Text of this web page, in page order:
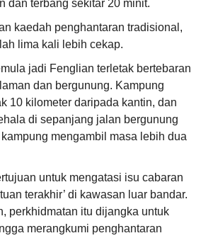
dan terbang sekitar 20 minit.
kaedah penghantaran tradisional,
lima kali lebih cekap.
jadi Fenglian terletak bertebaran
dan bergunung. Kampung
10 kilometer daripada kantin, dan
di sepanjang jalan bergunung
mengambil masa lebih dua
untuk mengatasi isu cabaran
terakhir’ di kawasan luar bandar.
perkhidmatan itu dijangka untuk
merangkumi penghantaran